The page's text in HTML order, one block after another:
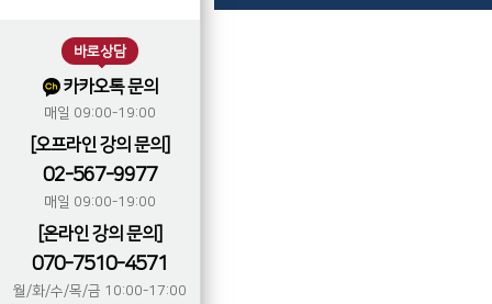
바로상담
카카오톡 문의
매일 09:00-19:00
[오프라인 강의 문의]
02-567-9977
매일 09:00-19:00
[온라인 강의 문의]
070-7510-4571
월/화/수/목/금 10:00-17:00